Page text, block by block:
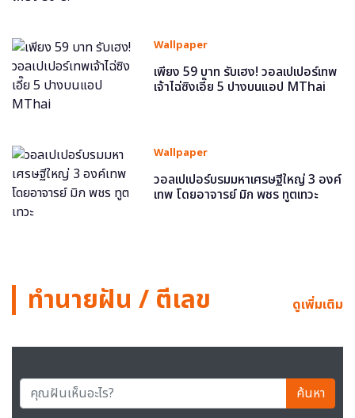
Wallpaper
เพียง 59 บาท รับเฮง! วอลเปเปอร์เทพ
เจ้าไฉ่ซิงเอี๊ย 5 ปางบนแอป MThai
Wallpaper
วอลเปเปอร์บรมมหาเศรษฐีใหญ่ 3 องค์
เทพ โดยอาจารย์ มิก พชร ทูตเทวะ
ทำนายฝัน / ตีเลข ดูเพิ่มเติม
ค้นหา